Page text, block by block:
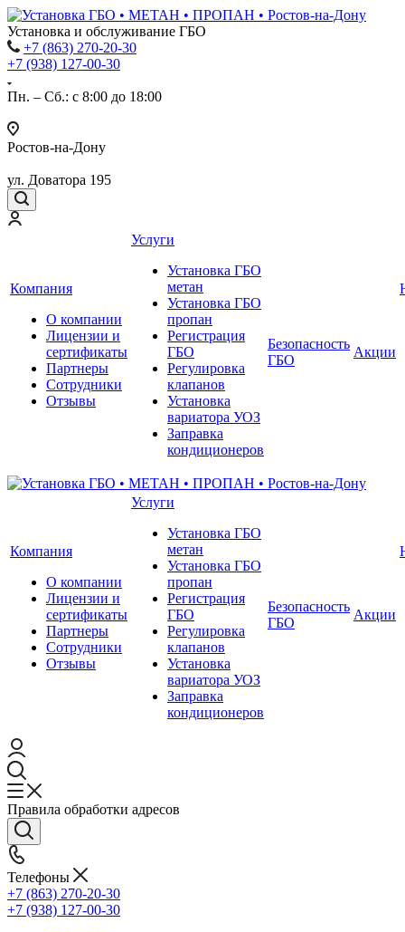
Установка и обслуживание ГБО
+7 (863) 270-20-30
+7 (938) 127-00-30
Пн. – Сб.: с 8:00 до 18:00
Ростов-на-Дону
ул. Доватора 195
Компания
О компании
Лицензии и
сертификаты
Партнеры
Сотрудники
Отзывы
Услуги
Установка ГБО
метан
Установка ГБО
пропан
Регистрация
ГБО
Регулировка
клапанов
Установка
вариатора УОЗ
Заправка
кондиционеров
Безопасность
ГБО
Акции
Компания
О компании
Лицензии и
сертификаты
Партнеры
Сотрудники
Отзывы
Услуги
Установка ГБО
метан
Установка ГБО
пропан
Регистрация
ГБО
Регулировка
клапанов
Установка
вариатора УОЗ
Заправка
кондиционеров
Безопасность
ГБО
Акции
Правила обработки адресов
Телефоны
+7 (863) 270-20-30
+7 (938) 127-00-30